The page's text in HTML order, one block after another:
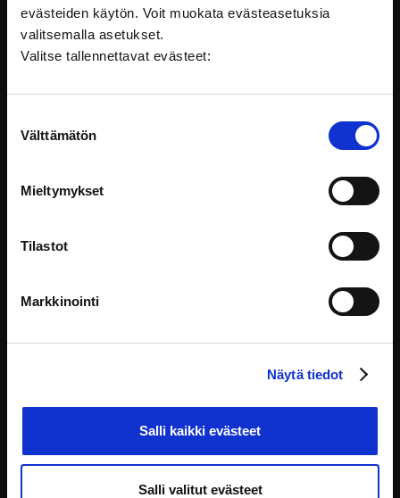
evästeiden käytön. Voit muokata evästeasetuksia
valitsemalla asetukset.
Valitse tallennettavat evästeet:
valinta
Välttämätön
Mieltymykset
Tilastot
Markkinointi
Näytä tiedot
Salli kaikki evästeet
Salli valitut evästeet
Miksi haluamme jakaa
datan avoimesti?